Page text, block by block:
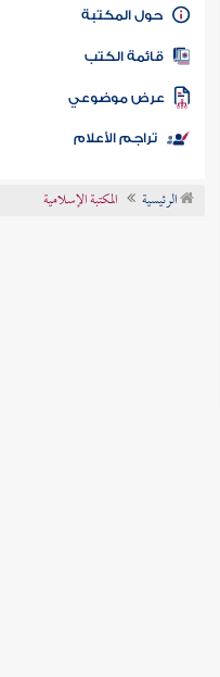
كتاب الأمة
المكتبة
الكتب
موضوعي
تراجم الأعلام
الرئيسية المكتبة الإسلامية